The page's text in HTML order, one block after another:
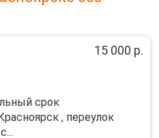
15 000 р.
срок
, переулок